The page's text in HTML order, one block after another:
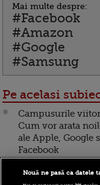
Mai multe despre:
#Facebook
#Amazon
#Google
#Samsung
Pe acelasi
Campusurile
Cum vor arata
ale Apple, Google
Facebook
Nouă ne pasă ca datele